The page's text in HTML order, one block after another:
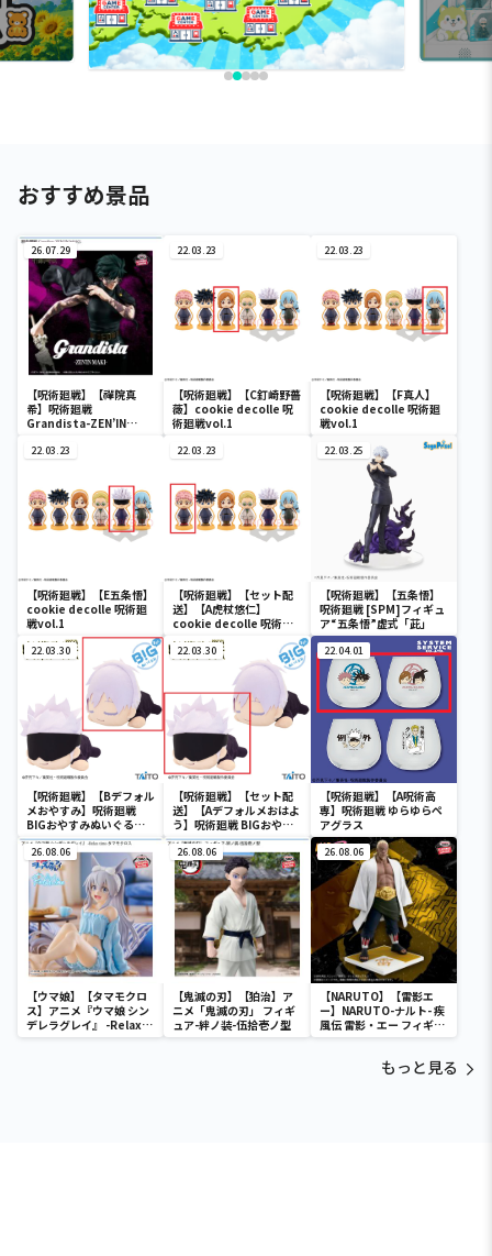
おすすめ景品
26.07.29
【呪術廻戦】【禪院真
希】呪術廻戦
Grandista-ZEN’IN
22.03.23
【呪術廻戦】【C釘崎野薔
薇】cookie decolle 呪
術廻戦vol.1
22.03.23
【呪術廻戦】【F真人】
cookie decolle 呪術廻
戦vol.1
22.03.23
【呪術廻戦】【E五条悟】
cookie decolle 呪術廻
戦vol.1
22.03.23
【呪術廻戦】【セット配
送】【A虎杖悠仁】
cookie decolle 呪術廻
戦vol.1
22.03.25
【呪術廻戦】【五条悟】
呪術廻戦 [SPM]フィギュ
ア“五条悟”虚式「茈」
22.03.30
【呪術廻戦】【Bデフォル
メおやすみ】呪術廻戦
BIGおやすみぬいぐるみ
五条悟
22.03.30
【呪術廻戦】【セット配
送】【Aデフォルメおはよ
う】呪術廻戦 BIGおやす
みぬいぐるみ 五条悟
22.04.01
【呪術廻戦】【A呪術高
専】呪術廻戦 ゆらゆらペ
アグラス
26.08.06
【ウマ娘】【タマモクロ
ス】アニメ『ウマ娘 シン
デレラグレイ』 -Relax
time-タマモクロス
26.08.06
【鬼滅の刃】【狛治】ア
ニメ「鬼滅の刃」 フィギ
ュア-絆ノ装-伍拾壱ノ型
26.08.06
【NARUTO】【雷影エ
ー】NARUTO-ナルト- 疾
風伝 雷影・エー フィギュ
ア～五影集結…!!～
もっと見る